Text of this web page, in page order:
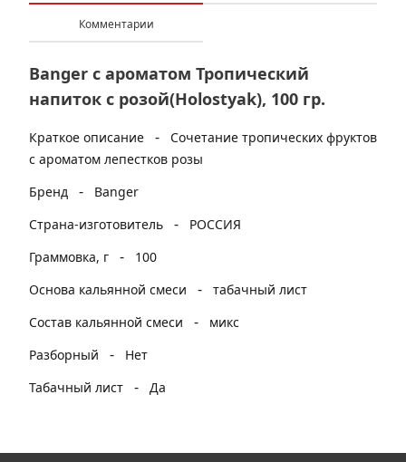
Комментарии
Banger с ароматом Тропический
напиток с розой(Holostyak), 100 гр.
Краткое описание -
Сочетание тропических фруктов
с ароматом лепестков розы
Бренд
-
Banger
Страна-изготовитель
-
РОССИЯ
Граммовка, г
-
100
Основа кальянной смеси
- табачный лист
Состав кальянной смеси
-
микс
Разборный
-
Нет
Табачный лист
- Да